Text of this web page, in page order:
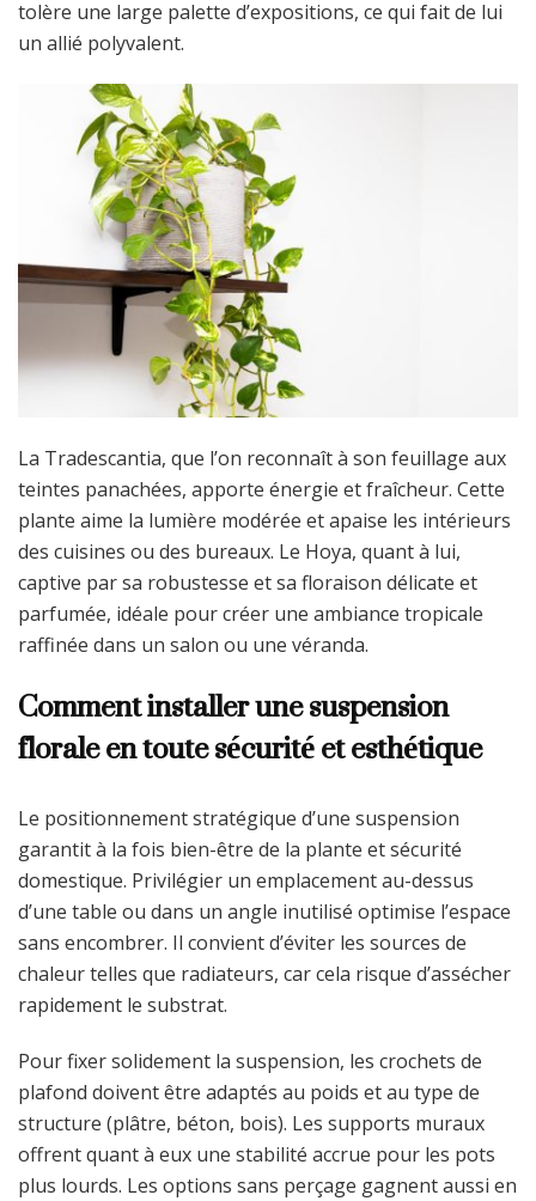
tolère une large palette d’expositions, ce qui fait de lui
un allié polyvalent.
La Tradescantia, que l’on reconnaît à son feuillage aux
teintes panachées, apporte énergie et fraîcheur. Cette
plante aime la lumière modérée et apaise les intérieurs
des cuisines ou des bureaux. Le Hoya, quant à lui,
captive par sa robustesse et sa floraison délicate et
parfumée, idéale pour créer une ambiance tropicale
raffinée dans un salon ou une véranda.
Comment installer une suspension
florale en toute sécurité et esthétique
Le positionnement stratégique d’une suspension
garantit à la fois bien-être de la plante et sécurité
domestique. Privilégier un emplacement au-dessus
d’une table ou dans un angle inutilisé optimise l’espace
sans encombrer. Il convient d’éviter les sources de
chaleur telles que radiateurs, car cela risque d’assécher
rapidement le substrat.
Pour fixer solidement la suspension, les crochets de
plafond doivent être adaptés au poids et au type de
structure (plâtre, béton, bois). Les supports muraux
offrent quant à eux une stabilité accrue pour les pots
plus lourds. Les options sans perçage gagnent aussi en